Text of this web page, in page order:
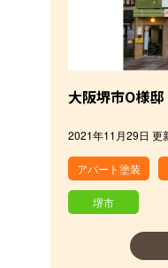
大阪堺市O様
2021年11月29日 更
アパート塗装
堺市